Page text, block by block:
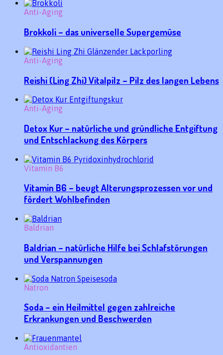
Anti-Aging
Brokkoli – das universelle Supergemüse
Anti-Aging
Reishi (Ling Zhi) Vitalpilz – Pilz des langen Lebens
Anti-Aging
Detox Kur – natürliche und gründliche Entgiftung
und Entschlackung des Körpers
Vitamin B6
Vitamin B6 – beugt Alterungsprozessen vor und
fördert Wohlbefinden
Baldrian
Baldrian – natürliche Hilfe bei Schlafstörungen
und Verspannungen
Natron
Soda – ein Heilmittel gegen zahlreiche
Erkrankungen und Beschwerden
Antioxidantien